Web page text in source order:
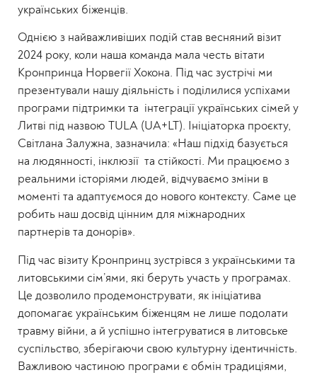
українських біженців.
Однією з найважливіших подій став весняний візит
2024 року, коли наша команда мала честь вітати
Кронпринца Норвегії Хокона. Під час зустрічі ми
презентували нашу діяльність і поділилися успіхами
програми підтримки та інтеграції українських сімей у
Литві під назвою TULA (UA+LT). Ініціаторка проєкту,
Світлана Залужна, зазначила: «Наш підхід базується
на людянності, інклюзії та стійкості. Ми працюємо з
реальними історіями людей, відчуваємо зміни в
моменті та адаптуємося до нового контексту. Саме це
робить наш досвід цінним для міжнародних
партнерів та донорів».
Під час візиту Кронпринц зустрівся з українськими та
литовськими сім’ями, які беруть участь у програмах.
Це дозволило продемонструвати, як ініціатива
допомагає українським біженцям не лише подолати
травму війни, а й успішно інтегруватися в литовське
суспільство, зберігаючи свою культурну ідентичність.
Важливою частиною програми є обмін традиціями,